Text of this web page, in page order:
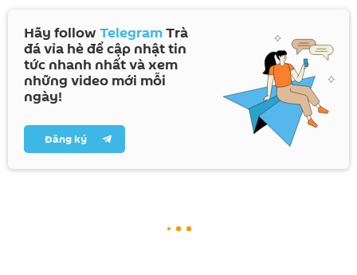
Hãy follow TelegramTrà
đá vỉa hè để cập nhật tin
tức nhanh nhất và xem
những video mới mỗi
ngày!
Đăng ký